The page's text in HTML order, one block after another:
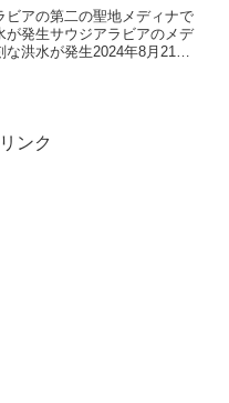
ビアの第二の聖地メディナで
が発生サウジアラビアのメデ
な洪水が発生2024年8月21日
ンク